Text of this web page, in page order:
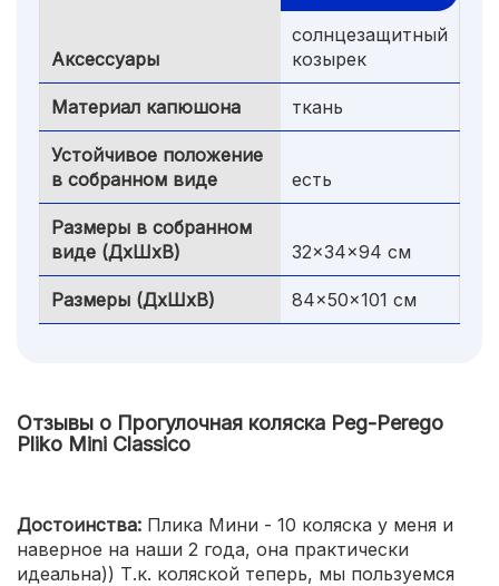
Аксессуары
солнцезащитный
козырек
Материал капюшона ткань
Устойчивое положение
в собранном виде
есть
Размеры в собранном
виде (ДxШxВ)
32x34x94 см
Размеры (ДxШxВ) 84x50x101 см
Отзывы о Прогулочная коляска Peg-Perego
Pliko Mini Classico
Достоинства: Плика Мини - 10 коляска у меня и
наверное на наши 2 года, она практически
идеальна)) Т.к. коляской теперь, мы пользуемся